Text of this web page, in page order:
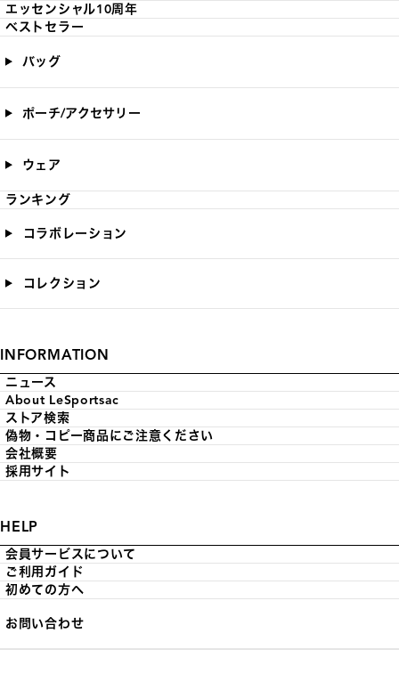
エッセンシャル10周年
ベストセラー
バッグ
ポーチ/アクセサリー
ウェア
ランキング
コラボレーション
コレクション
INFORMATION
ニュース
About LeSportsac
ストア検索
偽物・コピー商品にご注意ください
会社概要
採用サイト
HELP
会員サービスについて
ご利用ガイド
初めての方へ
お問い合わせ